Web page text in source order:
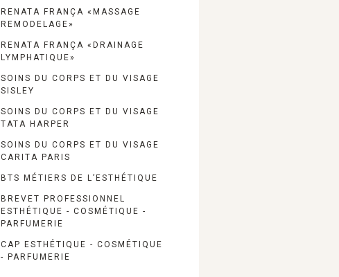
RENATA FRANÇA «MASSAGE
REMODELAGE»
RENATA FRANÇA «DRAINAGE
LYMPHATIQUE»
SOINS DU CORPS ET DU VISAGE
SISLEY
SOINS DU CORPS ET DU VISAGE
TATA HARPER
SOINS DU CORPS ET DU VISAGE
CARITA PARIS
BTS MÉTIERS DE L’ESTHÉTIQUE
BREVET PROFESSIONNEL
ESTHÉTIQUE - COSMÉTIQUE -
PARFUMERIE
CAP ESTHÉTIQUE - COSMÉTIQUE
- PARFUMERIE